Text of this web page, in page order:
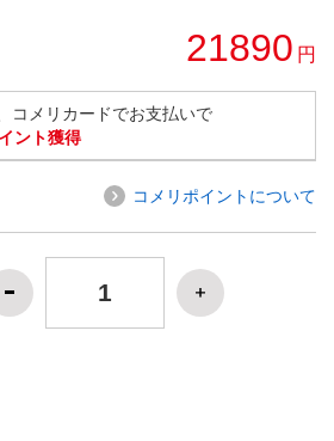
21890 円
コメリカードでお支払いで
ント獲得
コメリポイントについて